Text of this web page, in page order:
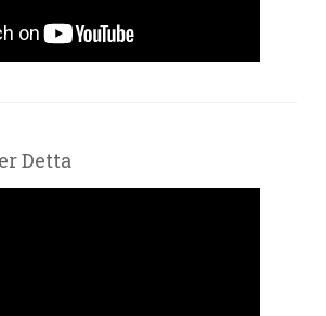
Detta